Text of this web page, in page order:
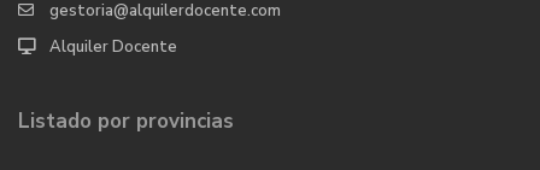
gestoria@alquilerdocente.com
Alquiler Docente
Listado por provincias